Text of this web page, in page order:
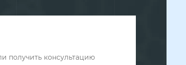
получить консультацию